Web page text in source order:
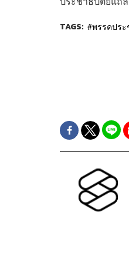
TAGS: พรรคปร